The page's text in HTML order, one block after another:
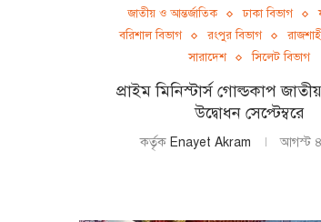
জাতীয় ও আন্তর্জাতিক
ঢাকা বিভাগ
বরিশাল বিভাগ
রংপুর বিভাগ
সারাদেশ
সিলেট বিভাগ
প্রাইম মিনিস্টার্স গোল্ডকাপ
উদ্বোধন সেপ্টেম্বরে
কর্তৃক Enayet Akram আগস্ট